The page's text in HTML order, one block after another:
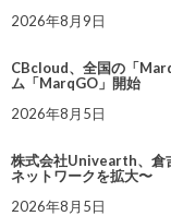
2026年8月9日
CBcloud、全国の「
ム「MarqGO」開始
2026年8月5日
株式会社Univearth、倉
ネットワークを拡大〜
2026年8月5日